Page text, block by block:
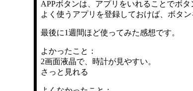
APPボタンは、アプリをいれることでボ
よく使うアプリを登録しておけば、ボタ
最後に1週間ほど使ってみた感想です。
よかったこと：
2画面液晶で、時計が見やすい。
さっと見れる